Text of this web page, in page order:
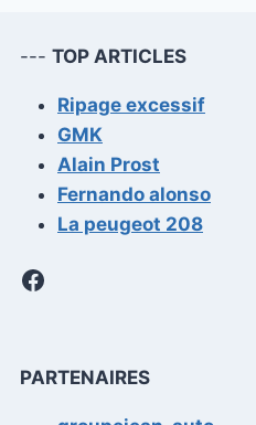
--- TOP ARTICLES
Ripage excessif
GMK
Alain Prost
Fernando alonso
La peugeot 208
Facebook
PARTENAIRES